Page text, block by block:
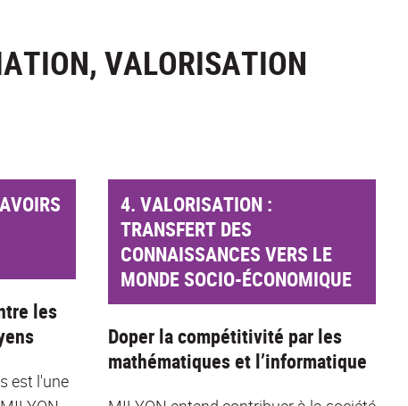
VALORISATION
les
est l'une
4. VALORISATION :
TRANSFERT DES
CONNAISSANCES VERS LE
MONDE SOCIO-ÉCONOMIQUE
Doper la compétitivité par les
mathématiques et l’informatique